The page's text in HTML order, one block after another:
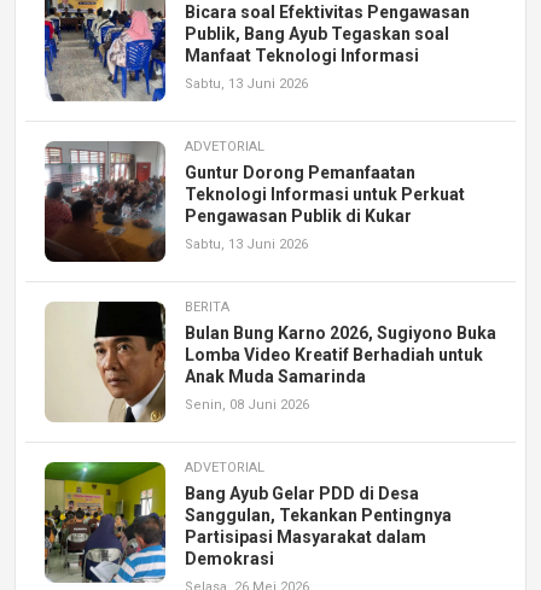
Bicara soal Efektivitas Pengawasan
Publik, Bang Ayub Tegaskan soal
Manfaat Teknologi Informasi
Sabtu, 13 Juni 2026
ADVETORIAL
Guntur Dorong Pemanfaatan
Teknologi Informasi untuk Perkuat
Pengawasan Publik di Kukar
Sabtu, 13 Juni 2026
BERITA
Bulan Bung Karno 2026, Sugiyono Buka
Lomba Video Kreatif Berhadiah untuk
Anak Muda Samarinda
Senin, 08 Juni 2026
ADVETORIAL
Bang Ayub Gelar PDD di Desa
Sanggulan, Tekankan Pentingnya
Partisipasi Masyarakat dalam
Demokrasi
Selasa, 26 Mei 2026